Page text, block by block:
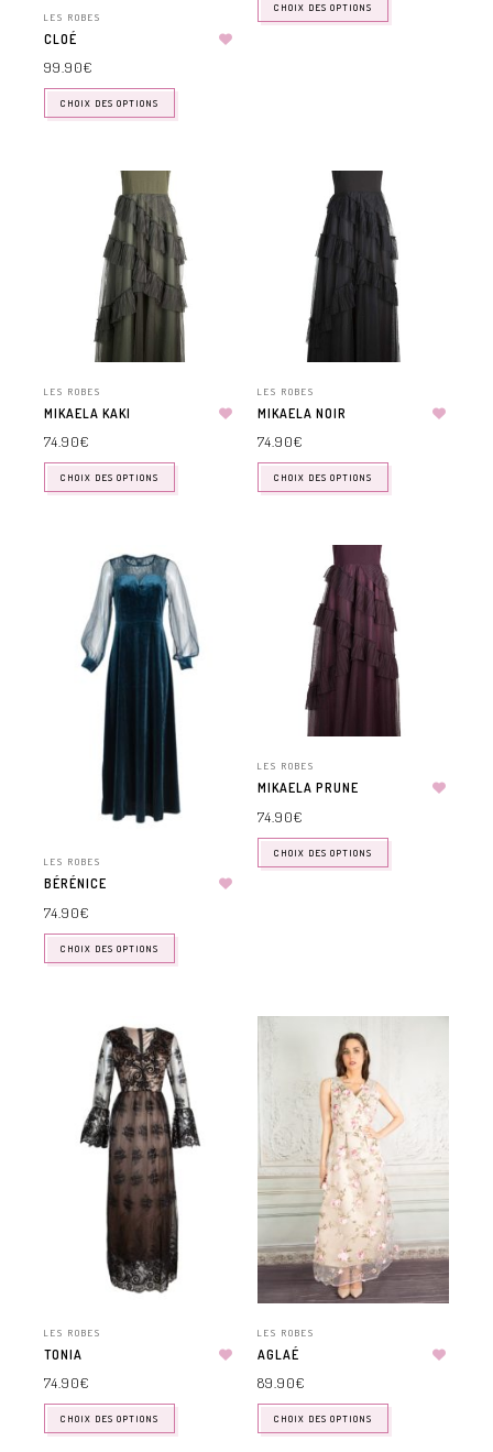
LES ROBES
CLOÉ
99.90€
CHOIX DES OPTIONS
CHOIX DES OPTIONS
LES ROBES
MIKAELA KAKI
74.90€
CHOIX DES OPTIONS
LES ROBES
MIKAELA NOIR
74.90€
CHOIX DES OPTIONS
LES ROBES
BÉRÉNICE
74.90€
CHOIX DES OPTIONS
LES ROBES
MIKAELA PRUNE
74.90€
CHOIX DES OPTIONS
LES ROBES
TONIA
74.90€
CHOIX DES OPTIONS
LES ROBES
AGLAÉ
89.90€
CHOIX DES OPTIONS